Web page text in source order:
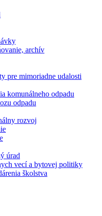
archív
pre mimoriadne udalosti
komunálneho odpadu
odpadu
rozvoj
úrad
vecí a bytovej politiky
školstva